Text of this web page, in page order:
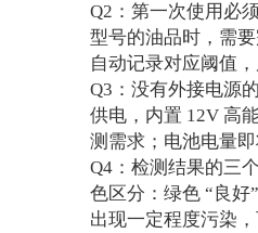
Q2：第一次使用必
型号的油品时，需
自动记录对应阈值
Q3：没有外接电源
供电，内置 12V 高
测需求；电池电量
Q4：检测结果的三
色区分：绿色 “良好
出现一定程度污染